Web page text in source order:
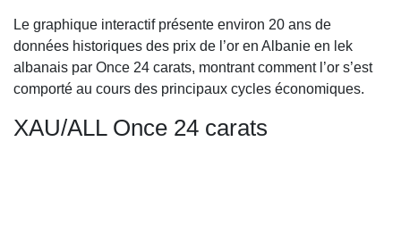
Le graphique interactif présente environ 20 ans de
données historiques des prix de l’or en Albanie en lek
albanais par Once 24 carats, montrant comment l’or s’est
comporté au cours des principaux cycles économiques.
XAU/ALL Once 24 carats